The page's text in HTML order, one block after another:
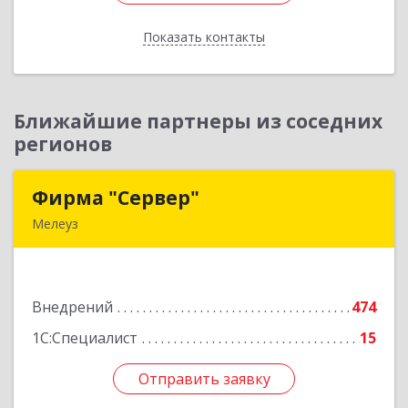
Показать контакты
Назад
Ближайшие партнеры из соседних
регионов
Фирма "Сервер"
Мелеуз
Внедрений
474
1С:Специалист
15
Отправить заявку
Подробнее
Отправить заявку